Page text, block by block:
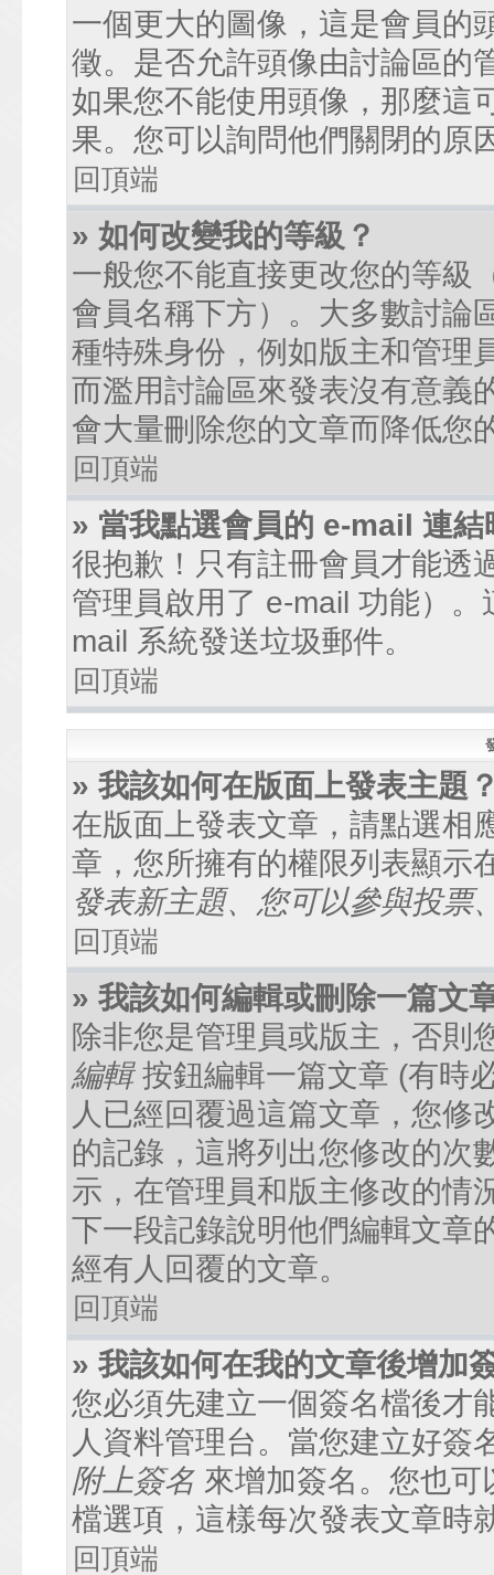
一個更大的圖像，這是會員的
徵。是否允許頭像由討論區的
如果您不能使用頭像，那麼這
果。您可以詢問他們關閉的原
回頂端
» 如何改變我的等級？
一般您不能直接更改您的等級
會員名稱下方）。大多數討論
種特殊身份，例如版主和管理
而濫用討論區來發表沒有意義
會大量刪除您的文章而降低您
回頂端
» 當我點選會員的 e-mail 連
很抱歉！只有註冊會員才能透
管理員啟用了 e-mail 功能）
mail 系統發送垃圾郵件。
回頂端
» 我該如何在版面上發表主題
在版面上發表文章，請點選相
章，您所擁有的權限列表顯示
發表新主題、您可以參與投票
回頂端
» 我該如何編輯或刪除一篇文
除非您是管理員或版主，否則
編輯按鈕編輯一篇文章 (有時
人已經回覆過這篇文章，您修
的記錄，這將列出您修改的次
示，在管理員和版主修改的情
下一段記錄說明他們編輯文章
經有人回覆的文章。
回頂端
» 我該如何在我的文章後增加
您必須先建立一個簽名檔後才
人資料管理台。當您建立好簽
附上簽名 來增加簽名。您也
檔選項，這樣每次發表文章時
回頂端